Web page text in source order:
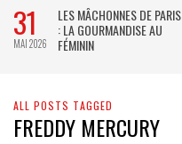
31
MAI 2026
LES MÂCHONNES DE PARIS
: LA GOURMANDISE AU
FÉMININ
ALL POSTS TAGGED
FREDDY MERCURY